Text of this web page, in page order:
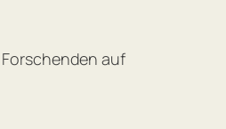
auf